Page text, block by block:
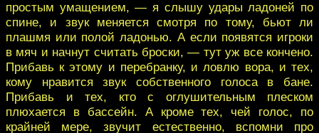
простым умащением, — я слышу удары ладоней по
спине, и звук меняется смотря по тому, бьют ли
плашмя или полой ладонью. А если появятся игроки
в мяч и начнут считать броски, — тут уж все кончено.
Прибавь к этому и перебранку, и ловлю вора, и тех,
кому нравится звук собственного голоса в бане.
Прибавь и тех, кто с оглушительным плеском
плюхается в бассейн. А кроме тех, чей голос, по
крайней мере, звучит естественно, вспомни про